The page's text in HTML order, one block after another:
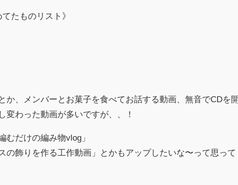
たものリスト》
か、メンバーとお菓子を食べてお話する動画、無音でCDを開
変わった動画が多いですが、、！
むだけの編み物vlog」
の飾りを作る工作動画」とかもアップしたいな〜って思って